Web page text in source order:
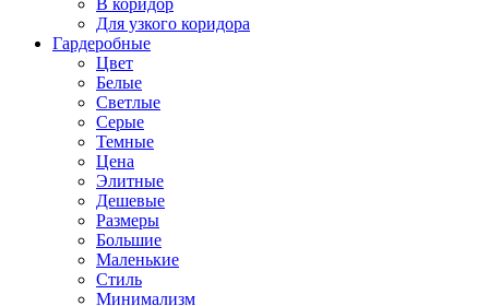
В коридор
Для узкого коридора
Гардеробные
Цвет
Белые
Светлые
Серые
Темные
Цена
Элитные
Дешевые
Размеры
Большие
Маленькие
Стиль
Минимализм